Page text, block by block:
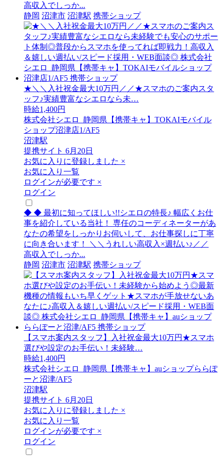
高収入でしっか...
静岡 沼津市 沼津駅 携帯ショップ
★＼＼入社祝金最大10万円／／★スマホのご案内スタ
ッフ♪実績豊富なシエロなら未…
時給1,400円
株式会社シエロ_静岡県【携帯キャ】TOKAIモバイル
ショップ沼津店1/AF5
沼津駅
提携サイト 6月20日
お気に入りに登録しました ×
お気に入り一覧
ログインが必要です ×
ログイン
◆ ◆ 最初に知ってほしい!!シエロの特長♪ 幅広くお仕
事を紹介している当社！ 専任のコーディネーターがあ
なたの希望をしっかりお伺いして、お仕事探しに丁寧
に向き合います！ ＼＼うれしい高収入×週払い♪／／
高収入でしっか...
静岡 沼津市 沼津駅 携帯ショップ
【スマホ案内スタッフ】入社祝金最大10万円★スマホ
選びや設定のお手伝い！未経験…
時給1,400円
株式会社シエロ_静岡県【携帯キャ】auショップららぽ
ーと沼津/AF5
沼津駅
提携サイト 6月20日
お気に入りに登録しました ×
お気に入り一覧
ログインが必要です ×
ログイン